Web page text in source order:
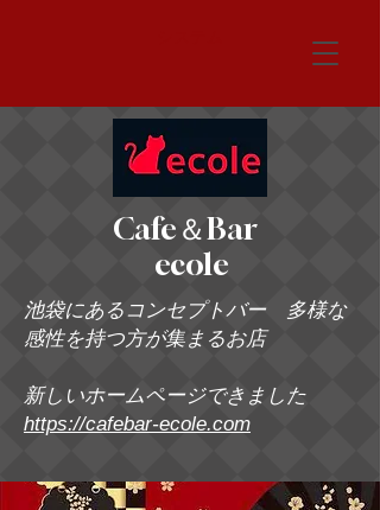
Cafe＆Bar
ecole
池袋にあるコンセプトバー 多様な
感性を持つ方が集まるお店
新しいホームページできました
https://cafebar-ecole.com